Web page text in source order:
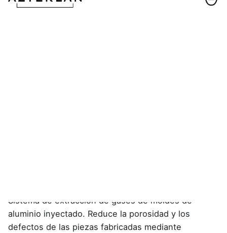
Sistema de extracción de gases de moldes de
aluminio inyectado. Reduce la porosidad y los
defectos de las piezas fabricadas mediante